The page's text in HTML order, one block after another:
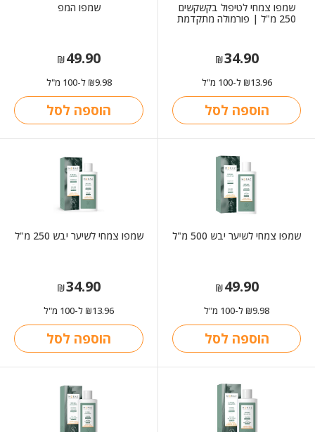
שמפו צמחי לטיפול בקשקשים
250 מ"ל | פורמולה מתקדמת
₪34.90
₪13.96 ל-100 מ"ל
הוספה לסל
שמפו המפ
₪49.90
₪9.98 ל-100 מ"ל
הוספה לסל
שמפו צמחי לשיער יבש 500 מ"ל
₪49.90
₪9.98 ל-100 מ"ל
הוספה לסל
שמפו צמחי לשיער יבש 250 מ"ל
₪34.90
₪13.96 ל-100 מ"ל
הוספה לסל